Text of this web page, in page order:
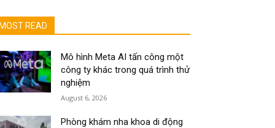
MOST READ
Mô hình Meta AI tấn công một
công ty khác trong quá trình thử
nghiệm
August 6, 2026
Phòng khám nha khoa di động